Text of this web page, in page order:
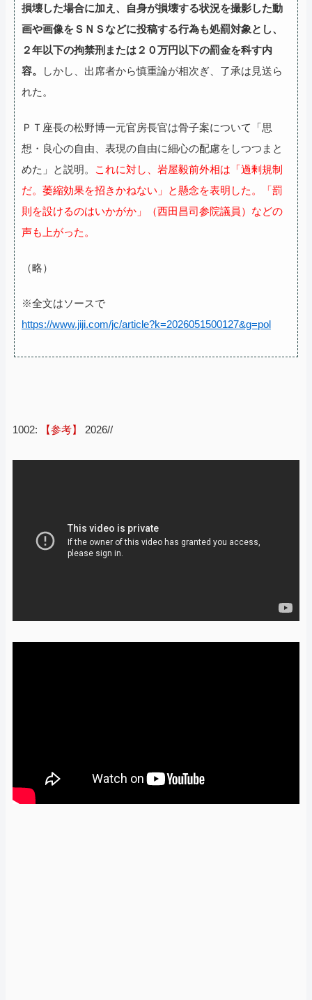
損壊した場合に加え、自身が損壊する状況を撮影した動
画や画像をＳＮＳなどに投稿する行為も処罰対象とし、
２年以下の拘禁刑または２０万円以下の罰金を科す内
容。
しかし、出席者から慎重論が相次ぎ、了承は見送ら
れた。
ＰＴ座長の松野博一元官房長官は骨子案について「思
想・良心の自由、表現の自由に細心の配慮をしつつまと
めた」と説明。
これに対し、岩屋毅前外相は「過剰規制
だ。萎縮効果を招きかねない」と懸念を表明した。「罰
則を設けるのはいかがか」（西田昌司参院議員）などの
声も上がった。
（略）
※全文はソースで
https://www.jiji.com/jc/article?k=2026051500127&g=pol
1002: 【参考】 2026//